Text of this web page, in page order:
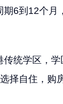
期6到12个月
传统学区，
择自住，购